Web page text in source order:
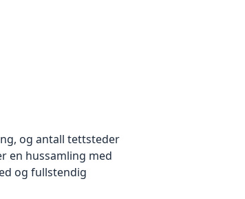
og antall tettsteder
en hussamling med
og fullstendig